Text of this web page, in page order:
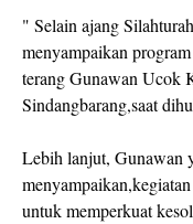
" Selain ajang
menyampaikan
terang Gunawan Ucok
Sindangbarang,saat
Lebih lanjut, Gunawan
untuk memperkuat